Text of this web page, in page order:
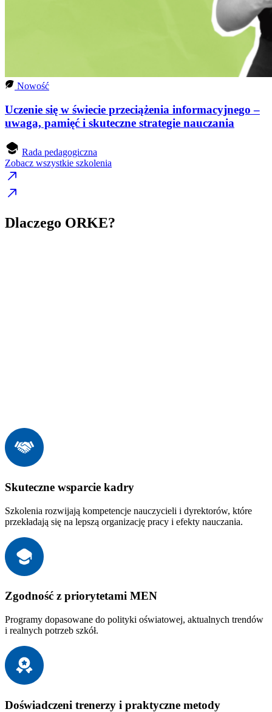
Nowość
Uczenie się w świecie przeciążenia informacyjnego –
uwaga, pamięć i skuteczne strategie nauczania
Rada pedagogiczna
Zobacz wszystkie szkolenia
Dlaczego ORKE?
Skuteczne wsparcie kadry
Szkolenia rozwijają kompetencje nauczycieli i dyrektorów, które
przekładają się na lepszą organizację pracy i efekty nauczania.
Zgodność z priorytetami MEN
Programy dopasowane do polityki oświatowej, aktualnych trendów
i realnych potrzeb szkół.
Doświadczeni trenerzy i praktyczne metody